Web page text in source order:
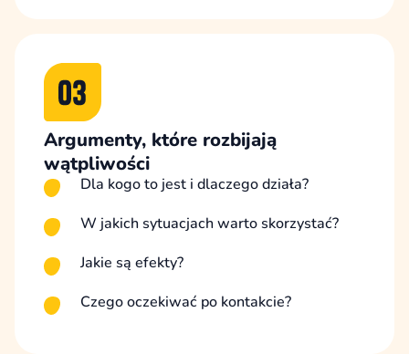
Argumenty, które rozbijają
wątpliwości
Dla kogo to jest i dlaczego działa?
W jakich sytuacjach warto skorzystać?
Jakie są efekty?
Czego oczekiwać po kontakcie?